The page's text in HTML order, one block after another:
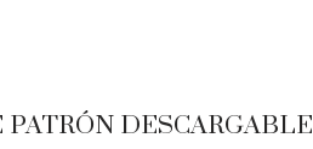
DESCARGABLE